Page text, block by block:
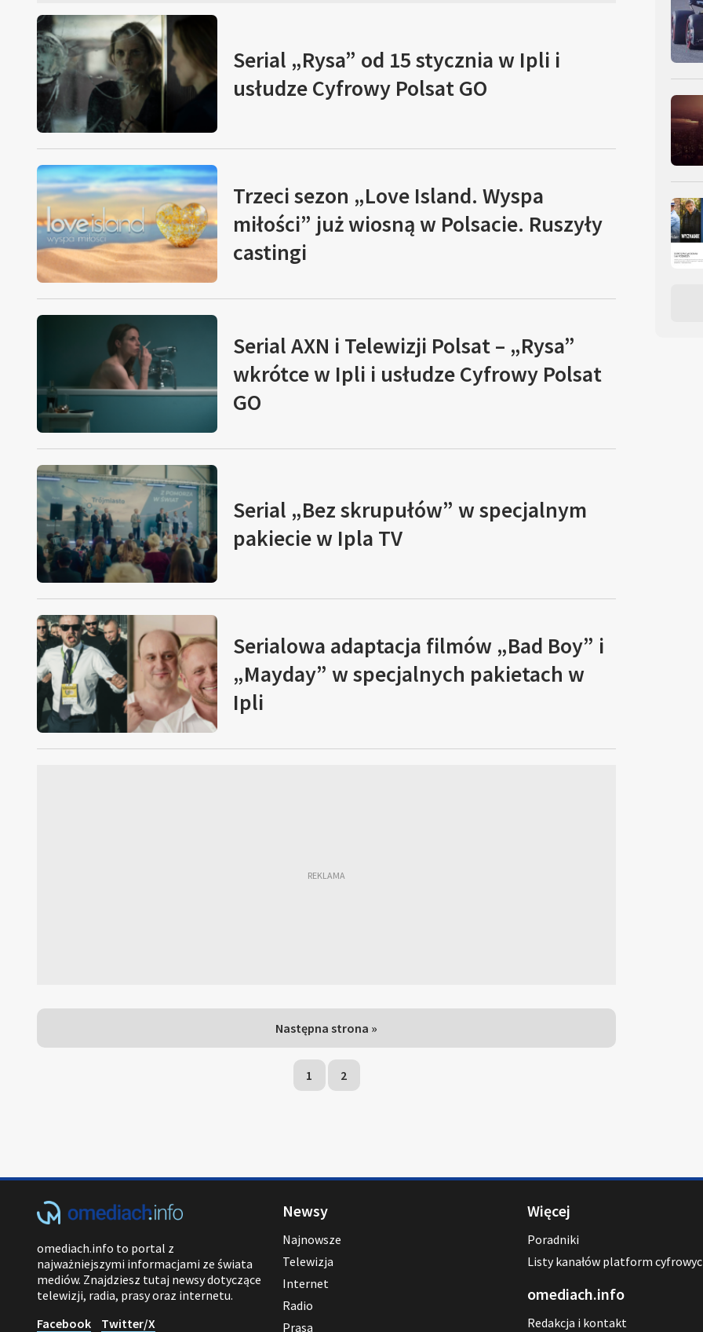
Serial „Rysa” od 15 stycznia w Ipli i
usłudze Cyfrowy Polsat GO
Trzeci sezon „Love Island. Wyspa
miłości” już wiosną w Polsacie. Ruszyły
castingi
Serial AXN i Telewizji Polsat – „Rysa”
wkrótce w Ipli i usłudze Cyfrowy Polsat
GO
Serial „Bez skrupułów” w specjalnym
pakiecie w Ipla TV
Serialowa adaptacja filmów „Bad Boy” i
„Mayday” w specjalnych pakietach w
Ipli
Następna strona »
1 2
omediach.info to portal z
najważniejszymi informacjami ze świata
mediów. Znajdziesz tutaj newsy dotyczące
telewizji, radia, prasy oraz internetu.
Facebook
Twitter/X
Newsy
Najnowsze
Telewizja
Internet
Radio
Prasa
Więcej
Poradniki
Listy kanałów platform
omediach.info
Redakcja i kontakt